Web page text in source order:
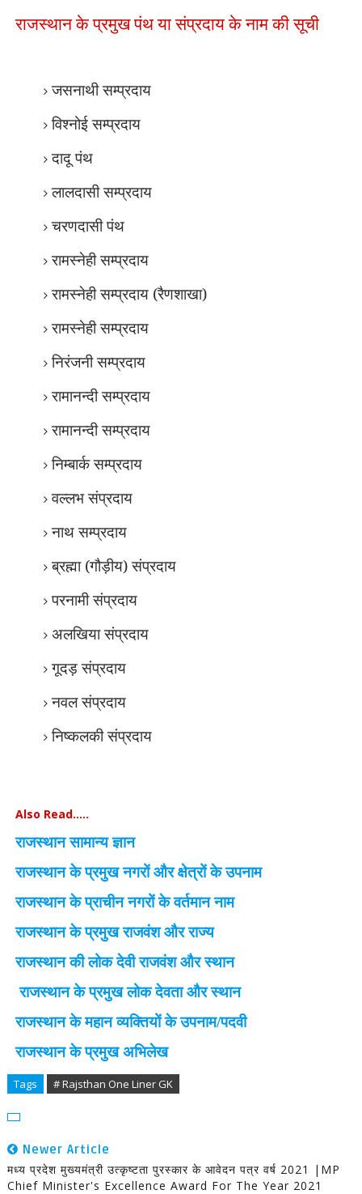
राजस्थान के प्रमुख पंथ या संप्रदाय के नाम की सूची
जसनाथी सम्प्रदाय
विश्नोई सम्प्रदाय
दादू पंथ
लालदासी सम्प्रदाय
चरणदासी पंथ
रामस्नेही सम्प्रदाय
रामस्नेही सम्प्रदाय (रैणशाखा)
रामस्नेही सम्प्रदाय
निरंजनी सम्प्रदाय
रामानन्दी सम्प्रदाय
रामानन्दी सम्प्रदाय
निम्बार्क सम्प्रदाय
वल्लभ संप्रदाय
नाथ सम्प्रदाय
ब्रह्मा (गौड़ीय) संप्रदाय
परनामी संप्रदाय
अलखिया संप्रदाय
गूदड़ संप्रदाय
नवल संप्रदाय
निष्कलकी संप्रदाय
Also Read.....
राजस्थान सामान्य ज्ञान
राजस्थान के प्रमुख नगरों और क्षेत्रों के उपनाम
राजस्थान के प्राचीन नगरों के वर्तमान नाम
राजस्थान के प्रमुख राजवंश और राज्य
राजस्थान की लोक देवी राजवंश और स्थान
राजस्थान के प्रमुख लोक देवता और स्थान
राजस्थान के महान व्यक्तियों के उपनाम/पदवी
राजस्थान के प्रमुख अभिलेख
Tags # Rajsthan One Liner GK
Newer Article
मध्य प्रदेश मुख्यमंत्री उत्कृष्टता पुरस्कार के आवेदन पत्र वर्ष 2021 |MP
Chief Minister's Excellence Award For The Year 2021